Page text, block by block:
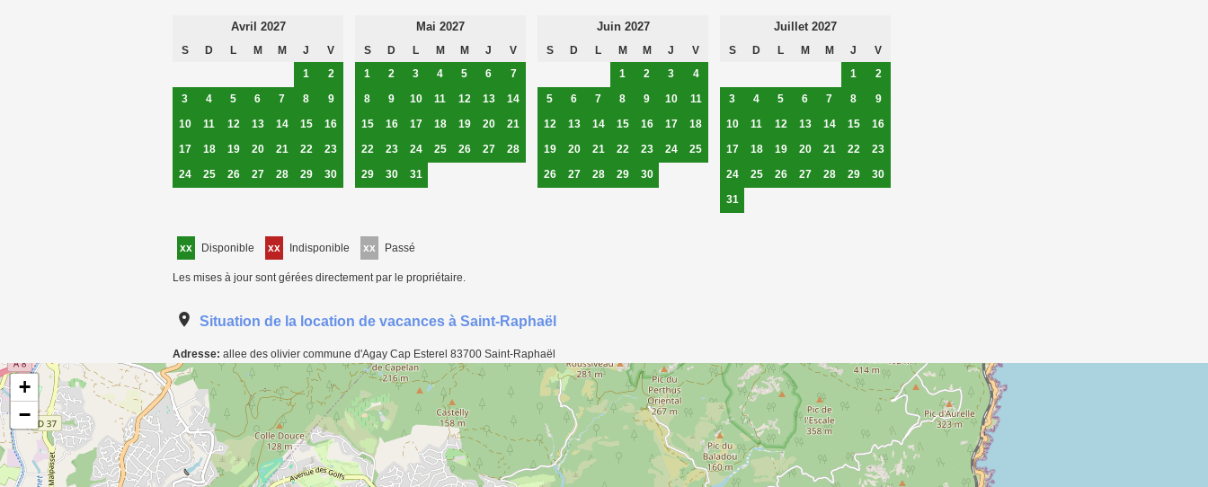
Avril 2027
S D L M M J
V
1
2
3
4 5 6 7 8
9
10
11 12 13 14 15
16
17
18 19 20 21 22
23
24
25 26 27 28 29 30
Mai 2027
S D L M M J
V
1
2 3 4 5 6
7
8
9 10 11 12 13
14
15
16 17 18 19 20
21
22
23 24 25 26 27
28
29
30 31
Juin 2027
S D L M M J
V
1
2 3
4
5
6 7 8 9 10
11
12
13 14 15 16 17
18
19
20 21 22 23 24
25
26
27 28 29 30
Juillet 2027
S D L M M J
V
1
2
3
4 5 6 7 8
9
10
11 12 13 14 15
16
17
18 19 20 21 22
23
24
25 26 27 28 29
30
31
xx Disponible xx Indisponible xx Passé
Les mises à jour sont gérées directement par le propriétaire.
Situation de la location de vacances à Saint-Raphaël
Adresse: allee des olivier commune d'Agay Cap Esterel 83700 Saint-Raphaël
Carte de localisation de l'annonce: Appartement T2 à Saint-Raphaël commune d'Agay Cap Esterel
+
−